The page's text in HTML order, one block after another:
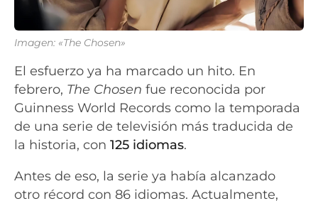
Imagen: «The Chosen»
El esfuerzo ya ha marcado un hito. En
febrero, The Chosen fue reconocida por
Guinness World Records como la temporada
de una serie de televisión más traducida de
la historia, con 125 idiomas.
Antes de eso, la serie ya había alcanzado
otro récord con 86 idiomas. Actualmente,